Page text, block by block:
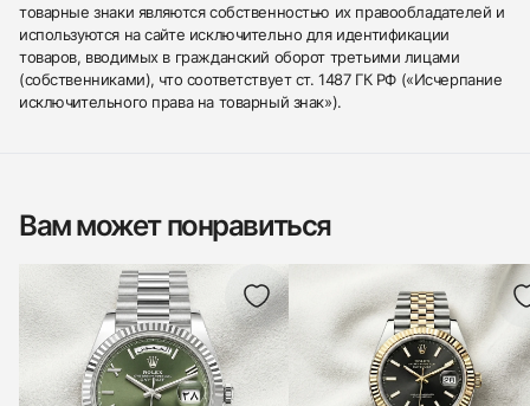
товарные знаки являются собственностью их правообладателей и
используются на сайте исключительно для идентификации
товаров, вводимых в гражданский оборот третьими лицами
(собственниками), что соответствует ст. 1487 ГК РФ («Исчерпание
исключительного права на товарный знак»).
Вам может понравиться